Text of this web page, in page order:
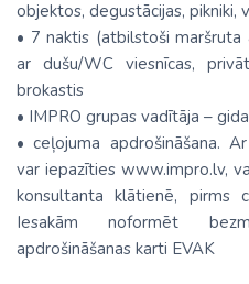
objektos, degustācijas, pikniki,
• 7 naktis (atbilstoši
ar dušu/WC viesnīcas,
brokastis
• IMPRO grupas vadītāja –
• ceļojuma apdrošināšana.
var iepazīties www.impro.lv,
konsultanta klātienē, pirms
Iesakām noformēt
apdrošināšanas karti EVAK